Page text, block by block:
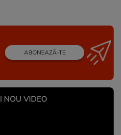
ABONEAZĂ-TE
NOU VIDEO